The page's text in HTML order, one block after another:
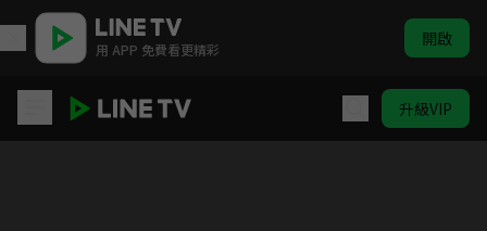
用 APP 免費看更精彩 開啟
升級VIP